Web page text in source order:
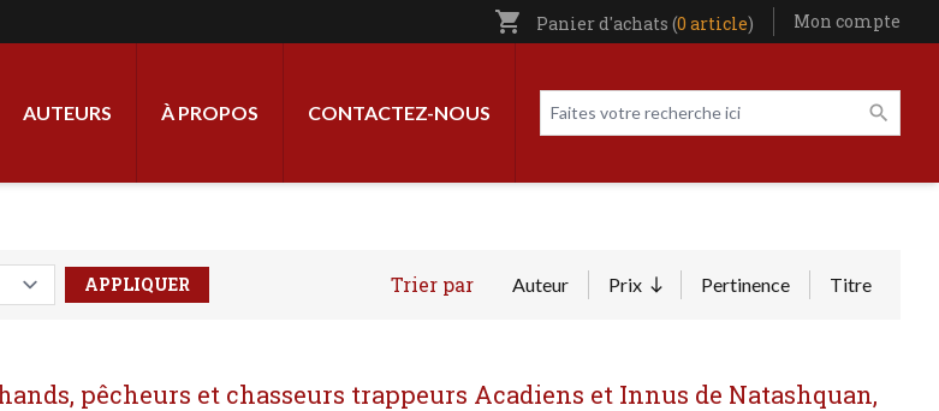
shopping_cart Panier d'achats (0 article) Utilisateur entête
Mon compte
AUTEURS À PROPOS CONTACTEZ-NOUS Faites votre recherche ici
Livres par page
ici
Trier par Auteur PrixTrier par ordre croissant
Pertinence Titre
pêcheurs et chasseurs trappeurs Acadiens et Innus de Natashquan,